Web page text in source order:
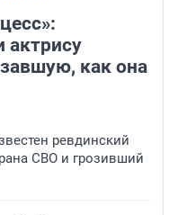
актрису
как она
ревдинский
СВО и грозивший